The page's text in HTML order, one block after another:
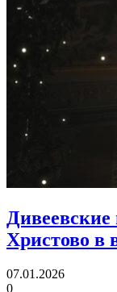
Христово в
07.01.2026
0